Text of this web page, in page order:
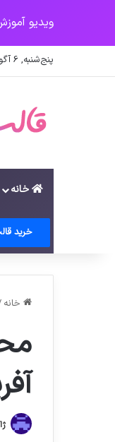
ویدیو
پنج‌شنبه, 6 آگوست 2026
خانه
خرید
خانه